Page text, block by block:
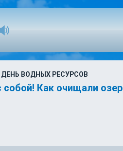
ВОДНЫХ РЕСУРСОВ
собой! Как очищали